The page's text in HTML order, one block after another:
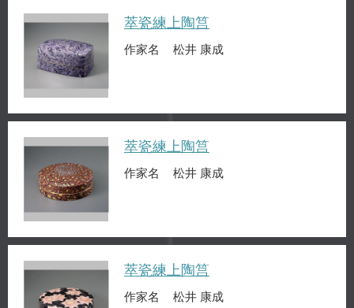
萃瓷練上陶筥
作家名 松井 康成
萃瓷練上陶筥
作家名 松井 康成
萃瓷練上陶筥
作家名 松井 康成